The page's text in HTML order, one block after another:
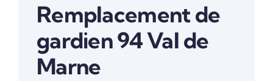
Remplacement de
gardien 94 Val de
Marne